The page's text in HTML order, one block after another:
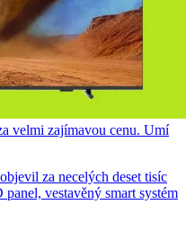
velmi zajímavou cenu. Umí
za necelých deset tisíc
vestavěný smart systém